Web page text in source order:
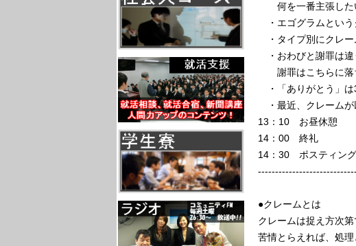
何を一番主張した
・エゴグラムという
・タイプ別にクレー
・おわびと謝罪は違
謝罪はこちらに落
・「ありがとう」は
・最近、クレームが
13：10 お昼休憩
14：00 終礼
14：30 ポスティン
●クレームとは
クレームは捉え方次第
苦情とらえれば、処理